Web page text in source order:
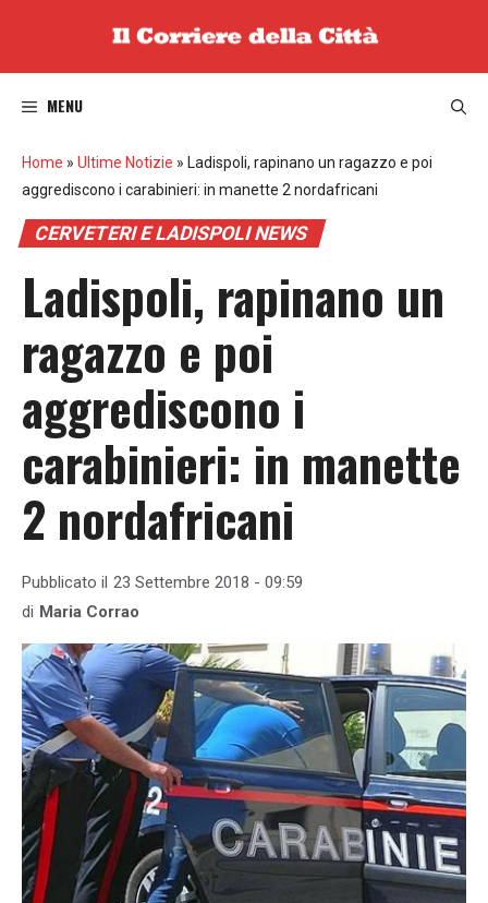
MENU
Home » Ultime Notizie » Ladispoli, rapinano un ragazzo e poi
aggrediscono i carabinieri: in manette 2 nordafricani
CERVETERI E LADISPOLI NEWS
Ladispoli, rapinano un
ragazzo e poi
aggrediscono i
carabinieri: in manette
2 nordafricani
Pubblicato il 23 Settembre 2018 - 09:59
di Maria Corrao